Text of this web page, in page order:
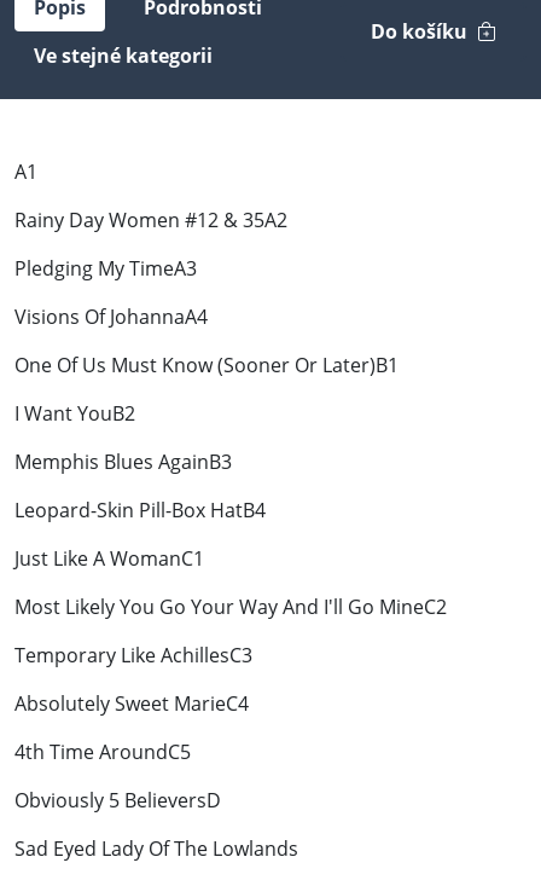
Popis
Podrobnosti
Ve stejné kategorii
Do košíku
A1
Rainy Day Women #12 & 35A2
Pledging My TimeA3
Visions Of JohannaA4
One Of Us Must Know (Sooner Or Later)B1
I Want YouB2
Memphis Blues AgainB3
Leopard-Skin Pill-Box HatB4
Just Like A WomanC1
Most Likely You Go Your Way And I'll Go MineC2
Temporary Like AchillesC3
Absolutely Sweet MarieC4
4th Time AroundC5
Obviously 5 BelieversD
Sad Eyed Lady Of The Lowlands